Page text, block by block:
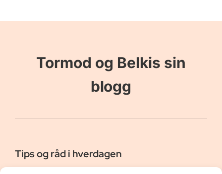
Tormod og Belkis sin
blogg
Tips og råd i hverdagen